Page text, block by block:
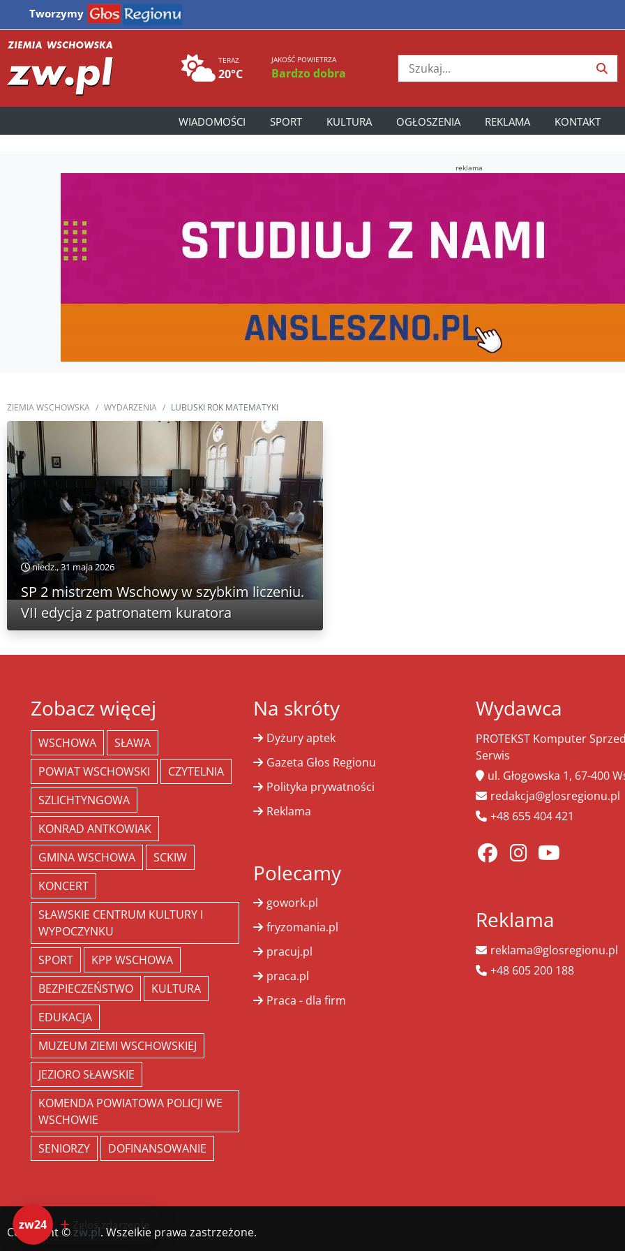
Tworzymy
TERAZ
20°C
JAKOŚĆ POWIETRZA
Bardzo dobra
WIADOMOŚCI SPORT KULTURA OGŁOSZENIA REKLAMA KONTAKT
reklama
ZIEMIA WSCHOWSKA WYDARZENIA LUBUSKI ROK MATEMATYKI
niedz., 31 maja 2026
SP 2 mistrzem Wschowy w szybkim liczeniu.
VII edycja z patronatem kuratora
Zobacz więcej
WSCHOWA
SŁAWA
POWIAT WSCHOWSKI
CZYTELNIA
SZLICHTYNGOWA
KONRAD ANTKOWIAK
GMINA WSCHOWA
SCKIW
KONCERT
SŁAWSKIE CENTRUM KULTURY I
WYPOCZYNKU
SPORT
KPP WSCHOWA
BEZPIECZEŃSTWO
KULTURA
EDUKACJA
MUZEUM ZIEMI WSCHOWSKIEJ
JEZIORO SŁAWSKIE
KOMENDA POWIATOWA POLICJI WE
WSCHOWIE
SENIORZY
DOFINANSOWANIE
Na skróty
Dyżury aptek
Gazeta Głos Regionu
Polityka prywatności
Reklama
Polecamy
gowork.pl
fryzomania.pl
pracuj.pl
praca.pl
Praca - dla firm
Wydawca
PROTEKST Komputer
Serwis
ul. Głogowska 1, 67-400
redakcja@glosregionu.pl
+48 655 404 421
Reklama
reklama@glosregionu.pl
+48 605 200 188
Copyright © zw.pl. Wszelkie prawa zastrzeżone.
zw24 Zgłoś zdarzenie